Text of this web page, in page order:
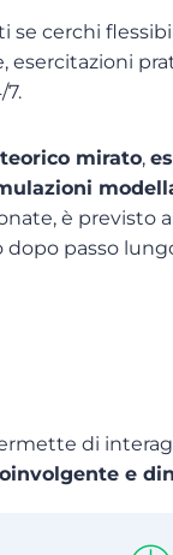
se cerchi
esercitazioni
mirato,
è previsto
dopo passo
di
e